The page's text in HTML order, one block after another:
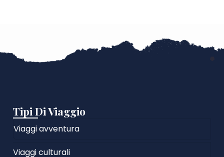
Tipi Di Viaggio
Viaggi avventura
Viaggi culturali